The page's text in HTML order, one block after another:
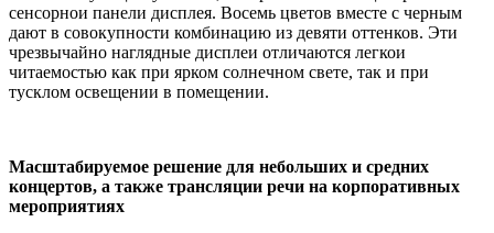
сенсорнои панели дисплея. Восемь цветов вместе с черным
дают в совокупности комбинацию из девяти оттенков. Эти
чрезвычайно наглядные дисплеи отличаются легкои
читаемостью как при ярком солнечном свете, так и при
тусклом освещении в помещении.
Масштабируемое решение для небольших и средних
концертов, а также трансляции речи на корпоративных
мероприятиях